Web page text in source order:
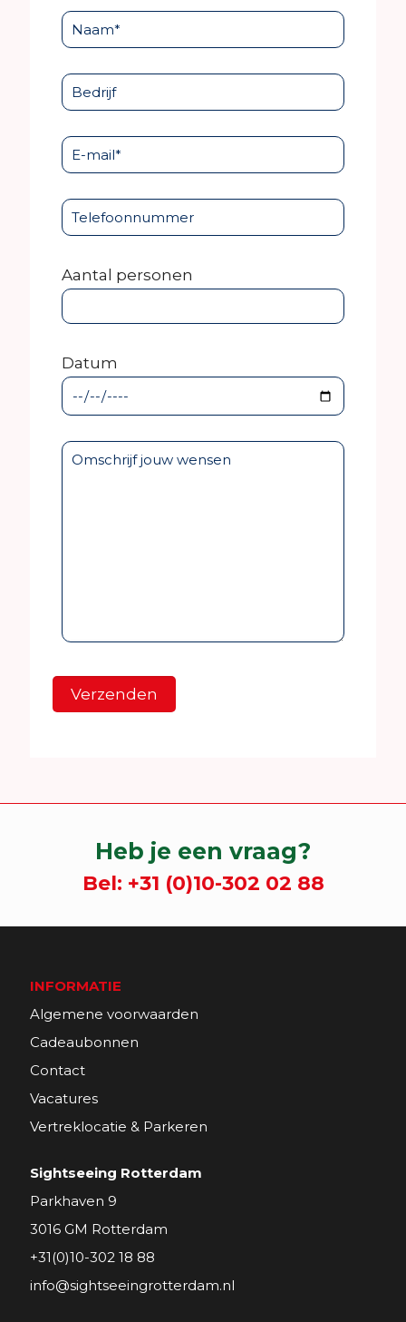
Aantal personen
Datum
Heb je een vraag?
Bel: +31 (0)10-302 02 88
INFORMATIE
Algemene voorwaarden
Cadeaubonnen
Contact
Vacatures
Vertreklocatie & Parkeren
Sightseeing Rotterdam
Parkhaven 9
3016 GM Rotterdam
+31(0)10-302 18 88
info@sightseeingrotterdam.nl